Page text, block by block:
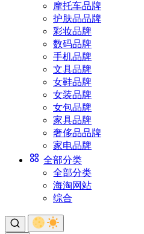
摩托车品牌
护肤品品牌
彩妆品牌
数码品牌
手机品牌
文具品牌
女鞋品牌
女装品牌
女包品牌
家具品牌
奢侈品品牌
家电品牌
全部分类
全部分类
海淘网站
综合